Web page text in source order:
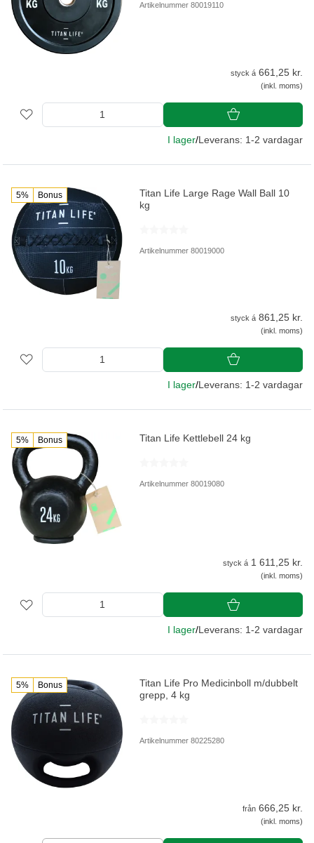
Artikelnummer 80019110
styck á 661,25 kr.
(inkl. moms)
I lager/Leverans: 1-2 vardagar
5% Bonus
Titan Life Large Rage Wall Ball 10
kg
Artikelnummer 80019000
styck á 861,25 kr.
(inkl. moms)
I lager/Leverans: 1-2 vardagar
5% Bonus Titan Life Kettlebell 24 kg
Artikelnummer 80019080
styck á 1 611,25 kr.
(inkl. moms)
I lager/Leverans: 1-2 vardagar
5% Bonus
Titan Life Pro Medicinboll m/dubbelt
grepp, 4 kg
Artikelnummer 80225280
från 666,25 kr.
(inkl. moms)